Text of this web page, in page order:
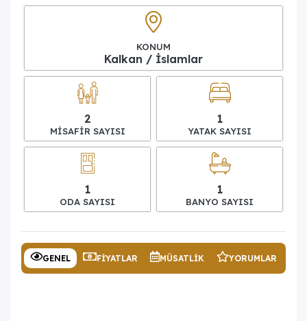
KONUM
Kalkan / İslamlar
2
MISAFIR SAYISI
1
YATAK SAYISI
1
ODA SAYISI
1
BANYO SAYISI
GENEL FIYATLAR MÜSATLIK YORUMLAR